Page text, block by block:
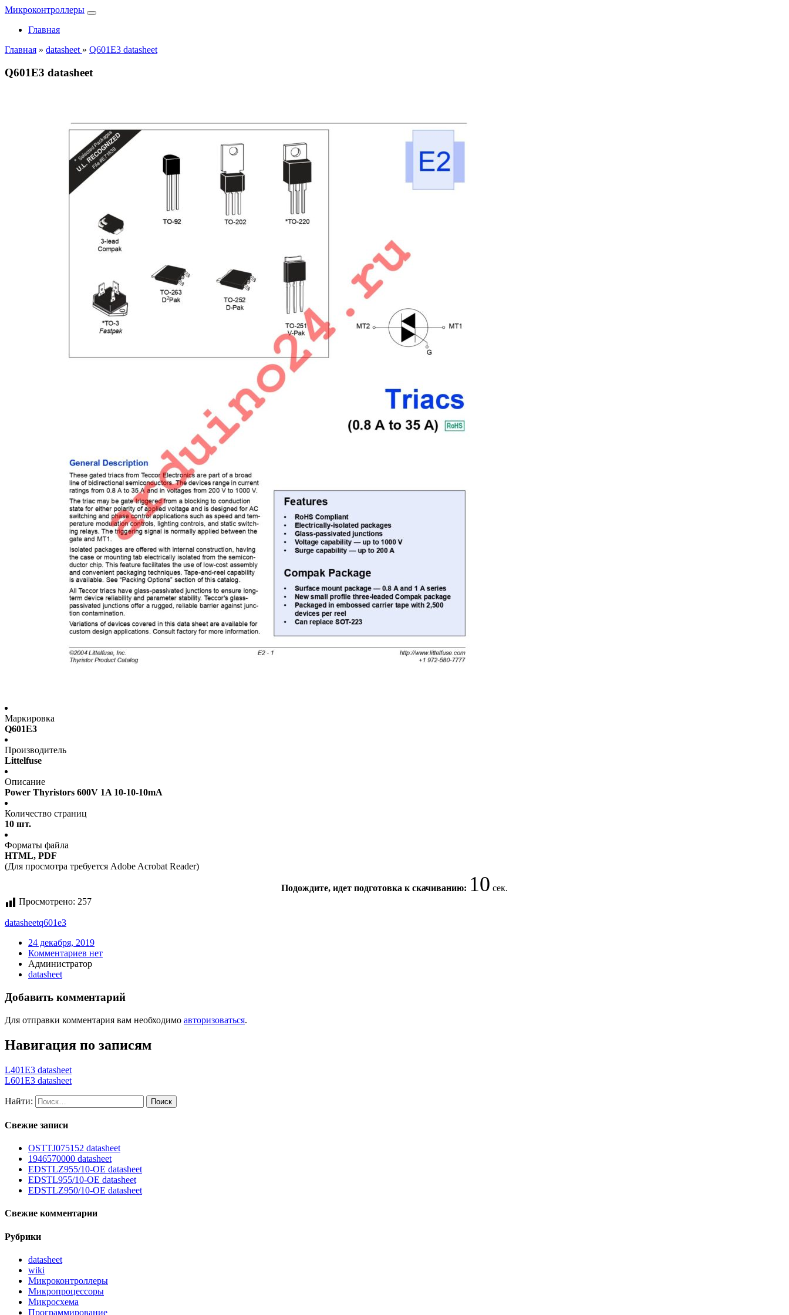
Микроконтроллеры
Главная
Главная » datasheet » Q601E3 datasheet
Q601E3 datasheet
Маркировка
Q601E3
Производитель
Littelfuse
Описание
Power Thyristors 600V 1A 10-10-10mA
Количество страниц
10 шт.
Форматы файла
HTML, PDF
(Для просмотра требуется Adobe Acrobat Reader)
Подождите, идет подготовка к скачиванию:9сек.
Просмотрено: 257
datasheetq601e3
24 декабря, 2019
Комментариев нет
Администратор
datasheet
Добавить комментарий
Для отправки комментария вам необходимо авторизоваться.
Навигация по записям
L401E3 datasheet
L601E3 datasheet
Найти:
Свежие записи
OSTTJ075152 datasheet
1946570000 datasheet
EDSTLZ955/10-OE datasheet
EDSTL955/10-OE datasheet
EDSTLZ950/10-OE datasheet
Свежие комментарии
Рубрики
datasheet
wiki
Микроконтроллеры
Микропроцессоры
Микросхема
Программирование